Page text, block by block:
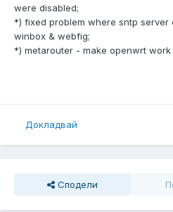
were disabled;
*) fixed problem where sntp
winbox & webfig;
*) metarouter - make openwrt
Докладвай
Сподели